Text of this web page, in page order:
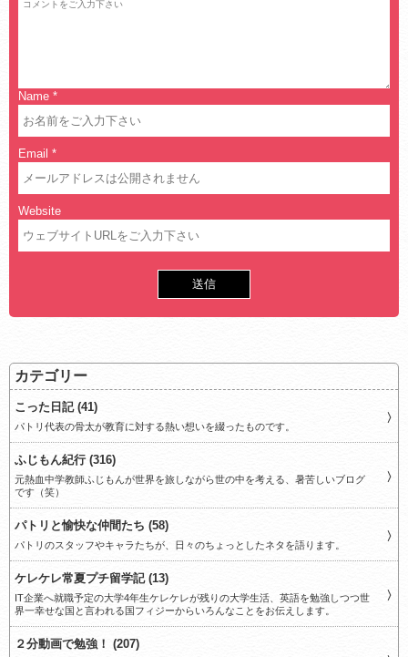
Name *
Email *
Website
カテゴリー
こった日記 (41)
パトリ代表の骨太が教育に対する熱い想いを綴ったものです。
ふじもん紀行 (316)
元熱血中学教師ふじもんが世界を旅しながら世の中を考える、暑苦しいブログ
です（笑）
パトリと愉快な仲間たち (58)
パトリのスタッフやキャラたちが、日々のちょっとしたネタを語ります。
ケレケレ常夏プチ留学記 (13)
IT企業へ就職予定の大学4年生ケレケレが残りの大学生活、英語を勉強しつつ世
界一幸せな国と言われる国フィジーからいろんなことをお伝えします。
２分動画で勉強！ (207)